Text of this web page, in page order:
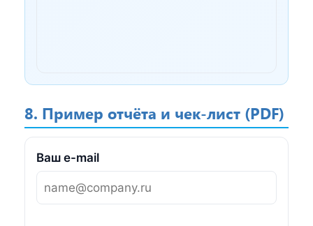
8. Пример отчёта и чек-лист (PDF)
Ваш e-mail